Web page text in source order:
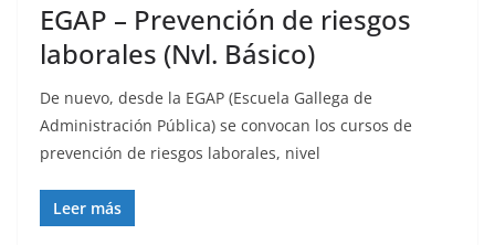
EGAP – Prevención de riesgos
laborales (Nvl. Básico)
De nuevo, desde la EGAP (Escuela Gallega de
Administración Pública) se convocan los cursos de
prevención de riesgos laborales, nivel
Leer más